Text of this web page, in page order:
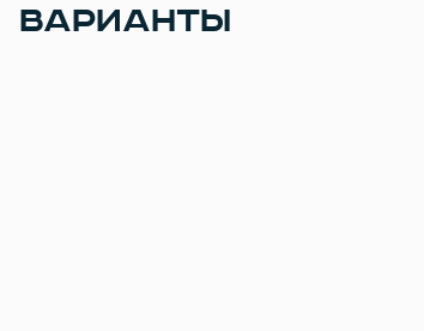
ВАРИАНТЫ